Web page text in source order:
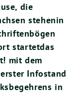
die
stehenin
startetdas
mit dem
Infostand
in